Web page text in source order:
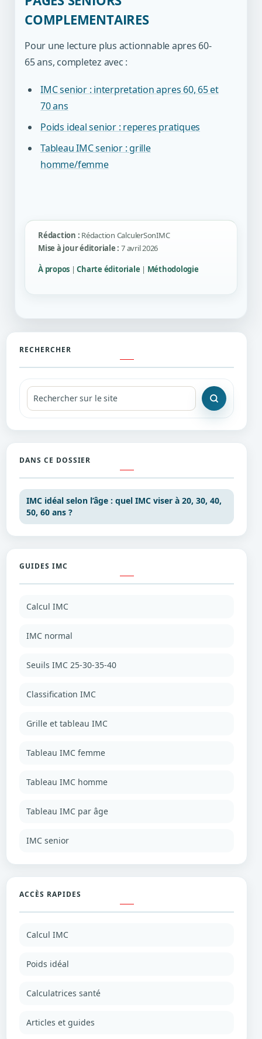
COMPLEMENTAIRES
Pour une lecture plus actionnable apres 60-
65 ans, completez avec :
IMC senior : interpretation apres 60, 65 et
70 ans
Poids ideal senior : reperes pratiques
Tableau IMC senior : grille
homme/femme
Rédaction : Rédaction CalculerSonIMC
Mise à jour éditoriale : 7 avril 2026
À propos | Charte éditoriale | Méthodologie
RECHERCHER
Recherche
DANS CE DOSSIER
IMC idéal selon l’âge : quel IMC viser à 20, 30, 40,
50, 60 ans ?
GUIDES IMC
Calcul IMC
IMC normal
Seuils IMC 25-30-35-40
Classification IMC
Grille et tableau IMC
Tableau IMC femme
Tableau IMC homme
Tableau IMC par âge
IMC senior
ACCÈS RAPIDES
Calcul IMC
Poids idéal
Calculatrices santé
Articles et guides